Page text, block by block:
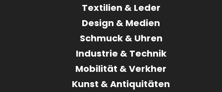
Textilien & Leder
Design & Medien
Schmuck & Uhren
Industrie & Technik
Mobilität & Verkher
Kunst & Antiquitäten